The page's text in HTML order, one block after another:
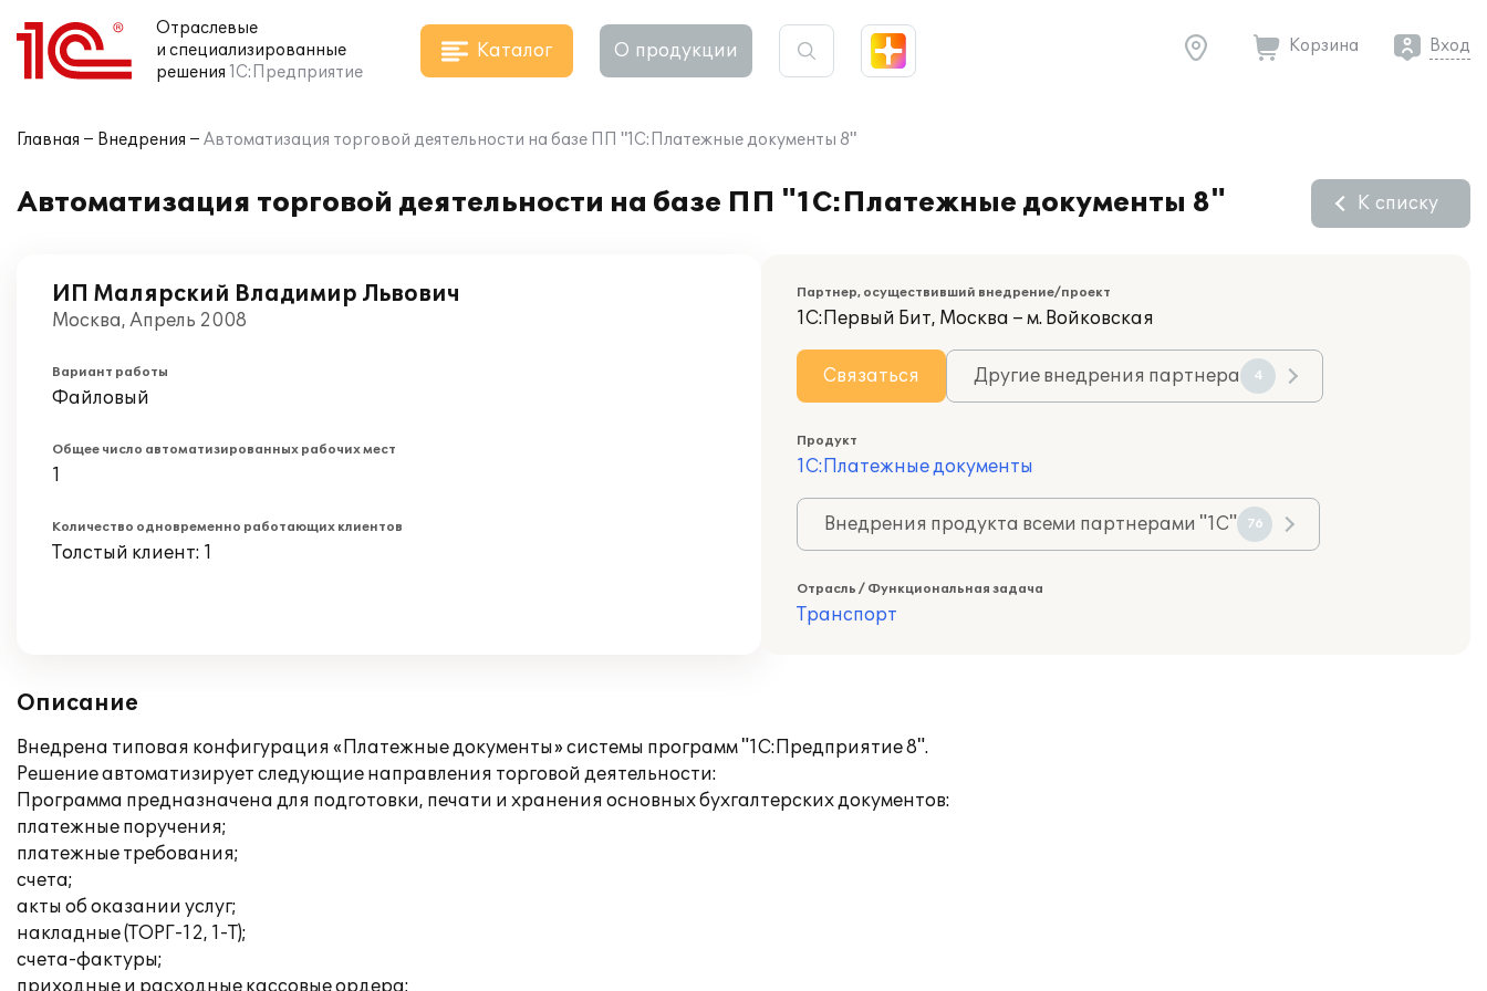
Отраслевые
и специализированные
решения 1С:Предприятие
Каталог О продукции Корзина Вход
Главная Внедрения Автоматизация торговой деятельности на базе ПП "1С:Платежные документы 8"
Автоматизация торговой деятельности на базе ПП "1С:Платежные документы 8" К списку
ИП Малярский Владимир Львович
Москва, Апрель 2008
Вариант работы
Файловый
Общее число автоматизированных рабочих мест
1
Количество одновременно работающих клиентов
Толстый клиент: 1
Партнер, осуществивший внедрение/проект
1С:Первый Бит, Москва – м. Войковская
Связаться Другие внедрения партнера 4
Продукт
1С:Платежные документы
Внедрения продукта всеми партнерами "1С" 76
Отрасль / Функциональная задача
Транспорт
Описание
Внедрена типовая конфигурация «Платежные документы» системы программ "1С:Предприятие 8".
Решение автоматизирует следующие направления торговой деятельности:
Программа предназначена для подготовки, печати и хранения основных бухгалтерских документов:
платежные поручения;
платежные требования;
счета;
акты об оказании услуг;
накладные (ТОРГ-12, 1-Т);
счета-фактуры;
приходные и расходные кассовые ордера;